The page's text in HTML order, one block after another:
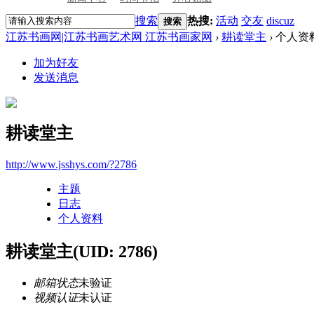
搜索 搜索 热搜: 活动 交友 discuz
江苏书画网|江苏书画艺术网 江苏书画家网 › 耕读堂主 › 个人资
加为好友
发送消息
耕读堂主
http://www.jsshys.com/?2786
主题
日志
个人资料
耕读堂主(UID: 2786)
邮箱状态未验证
视频认证未认证